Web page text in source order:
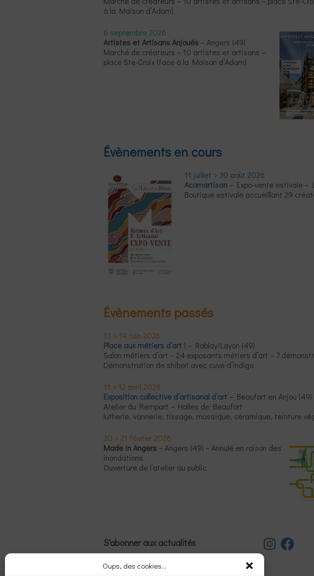
Oups, des cookies...
à la Maison d’Adam)
6 septembre 2026
Artistes et Artisans Anjoués– Angers (49)
Marché de créateurs – 10 artistes et artisans –
place Ste-Croix (face à la Maison d’Adam)
Évènements en cours
11 juillet > 30 août 2026
Acomartisan– Expo-vente estivale –
Boutique estivale accueillant 29
Évènements passés
13 > 14 juin 2026
Place aux métiers d’art ! – Rablay/Layon (49)
Salon métiers d’art – 24 exposants métiers d’art – 7
Démonstration de shibori avec cuve d’indigo
11 > 12 avril 2026
Exposition collective d’artisanal d’art– Beaufort en Anjou (49)
Atelier du Rempart – Halles de Beaufort
lutherie, vannerie, tissage, mosaïque, céramique, teinture
20 > 21 février 2026
Made in Angers – Angers (49) – Annulé en raison des
inondations
Ouverture de l’atelier au public
S'abonner aux actualités
E-
mail
InstagramFacebook